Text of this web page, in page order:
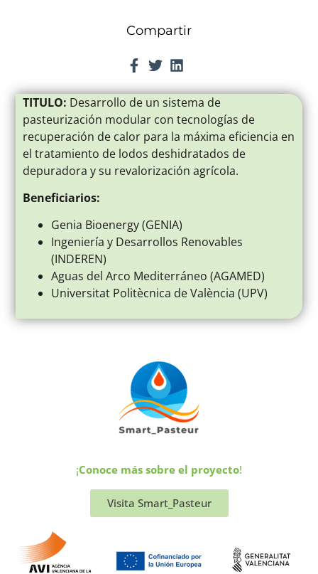
Compartir
TITULO: Desarrollo de un sistema de
pasteurización modular con tecnologías de
recuperación de calor para la máxima eficiencia en
el tratamiento de lodos deshidratados de
depuradora y su revalorización agrícola.
Beneficiarios:
Genia Bioenergy (GENIA)
Ingeniería y Desarrollos Renovables
(INDEREN)
Aguas del Arco Mediterráneo (AGAMED)
Universitat Politècnica de València (UPV)
¡Conoce más sobre el proyecto!
Visita Smart_Pasteur